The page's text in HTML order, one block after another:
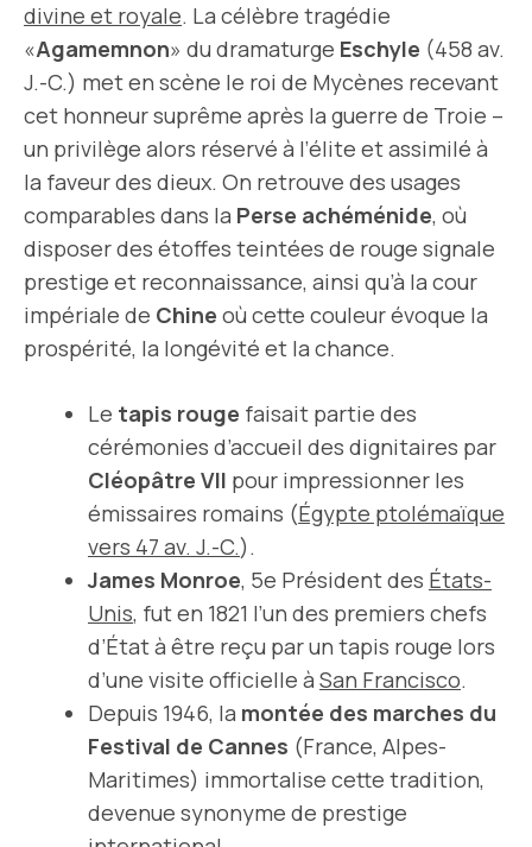
divine et royale. La célèbre tragédie
«Agamemnon» du dramaturge Eschyle (458 av.
J.-C.) met en scène le roi de Mycènes recevant
cet honneur suprême après la guerre de Troie –
un privilège alors réservé à l’élite et assimilé à
la faveur des dieux. On retrouve des usages
comparables dans la Perse achéménide, où
disposer des étoffes teintées de rouge signale
prestige et reconnaissance, ainsi qu’à la cour
impériale de Chine où cette couleur évoque la
prospérité, la longévité et la chance.
Le tapis rouge faisait partie des
cérémonies d’accueil des dignitaires par
Cléopâtre VII pour impressionner les
émissaires romains (Égypte ptolémaïque
vers 47 av. J.-C.).
James Monroe, 5e Président des États-
Unis, fut en 1821 l’un des premiers chefs
d’État à être reçu par un tapis rouge lors
d’une visite officielle à San Francisco.
Depuis 1946, la montée des marches du
Festival de Cannes (France, Alpes-
Maritimes) immortalise cette tradition,
devenue synonyme de prestige